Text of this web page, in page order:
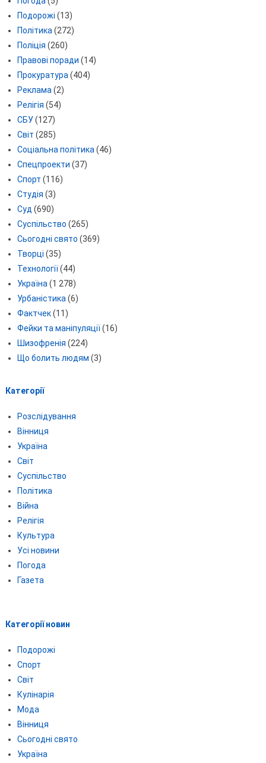
Подорожі (13)
Політика (272)
Поліція (260)
Правові поради (14)
Прокуратура (404)
Реклама (2)
Релігія (54)
СБУ(127)
Світ (285)
Соціальна політика (46)
Спецпроекти (37)
Спорт (116)
Студія (3)
Суд (690)
Суспільство (265)
Сьогодні свято (369)
Творці (35)
Технології(44)
Україна (1 278)
Урбаністика (6)
Фактчек(11)
Фейки та маніпуляції(16)
Шизофренія (224)
Що болить людям (3)
Категорії
Розслідування
Вінниця
Україна
Світ
Суспільство
Політика
Війна
Релігія
Культура
Усі новини
Погода
Газета
Категорії новин
Подорожі
Спорт
Світ
Кулінарія
Мода
Вінниця
Сьогодні свято
Україна